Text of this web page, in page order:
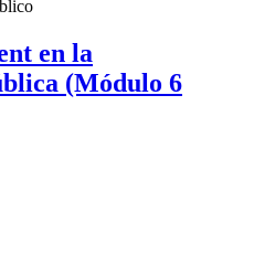
en la
(Módulo 6